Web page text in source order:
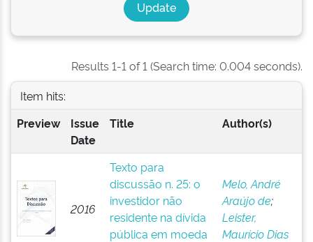
Results 1-1 of 1 (Search time: 0.004 seconds).
Item hits:
Preview
Issue
Date
Title Author(s)
2016
Texto para
discussão n. 25: o
investidor não
residente na dívida
pública em moeda
Melo, André
Araújo de;
Leister,
Maurício Dias